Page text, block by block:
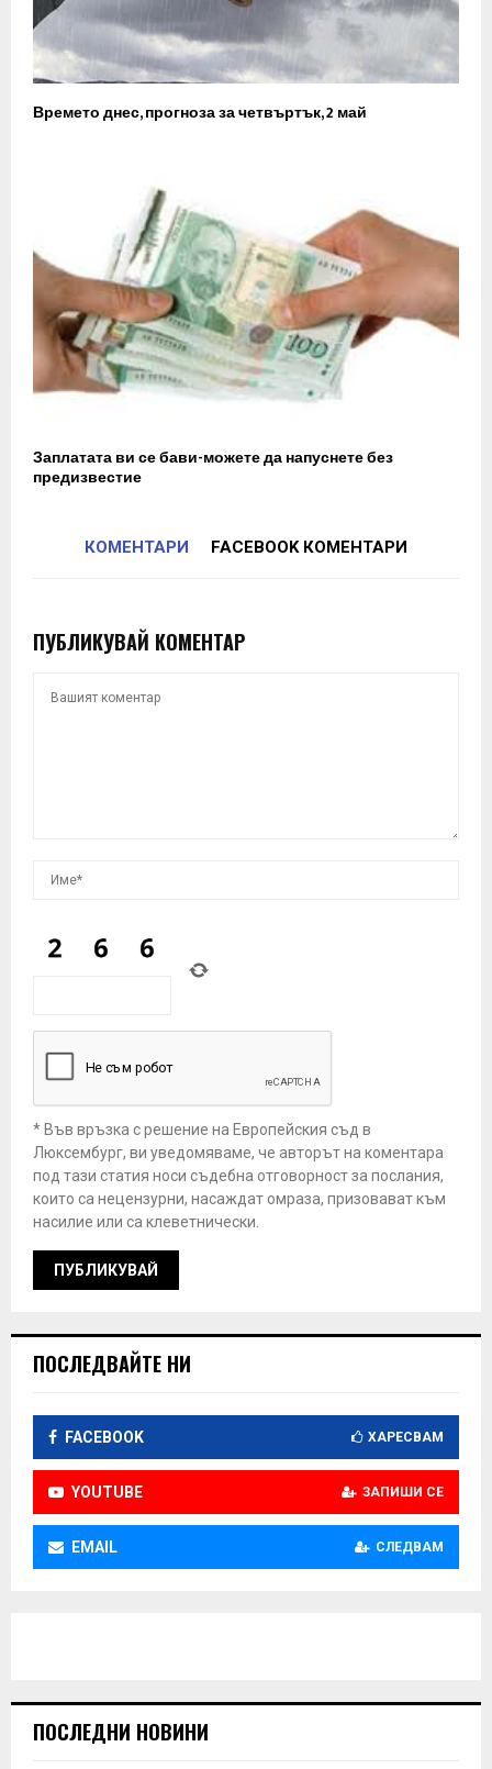
Времето днес, прогноза за четвъртък, 2 май
Заплатата ви се бави-можете да напуснете без
предизвестие
КОМЕНТАРИ FACEBOOK КОМЕНТАРИ
ПУБЛИКУВАЙ КОМЕНТАР
* Във връзка с решение на Европейския съд в
Люксембург, ви уведомяваме, че авторът на коментара
под тази статия носи съдебна отговорност за послания,
които са нецензурни, насаждат омраза, призовават към
насилие или са клеветнически.
ПОСЛЕДВАЙТЕ НИ
FACEBOOK ХАРЕСВАМ
YOUTUBE ЗАПИШИ СЕ
EMAIL СЛЕДВАМ
ПОСЛЕДНИ НОВИНИ